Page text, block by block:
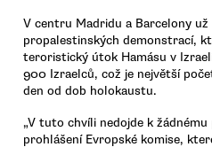
V centru Madridu a Barcelony už
propalestinských demonstrací,
teroristický útok Hamásu v
900 Izraelců, což je největší
den od dob holokaustu.
„V tuto chvíli nedojde k
prohlášení Evropské komise,